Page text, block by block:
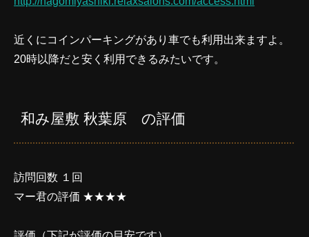
近くにコインパーキングがあり車でも利用出来ますよ。
20時以降だと安く利用できるみたいです。
和み屋敷 秋葉原 の評価
訪問回数 １回
マー君の評価 ★★★★